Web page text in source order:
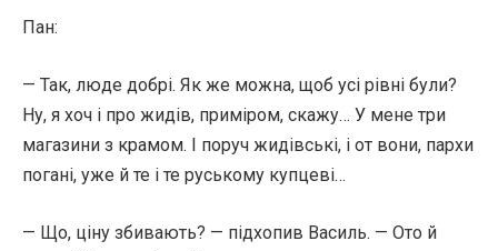
Пан:
— Так, люде добрі. Як же можна, щоб усі рівні були?
Ну, я хоч і про жидів, приміром, скажу… У мене три
магазини з крамом. І поруч жидівські, і от вони, пархи
погані, уже й те і те руському купцеві…
— Що, ціну збивають? — підхопив Василь. — Ото й